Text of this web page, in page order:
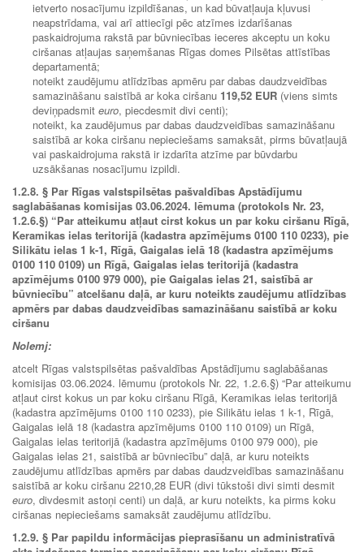
ietverto nosacījumu izpildīšanas, un kad būvatļauja kļuvusi
neapstrīdama, vai arī attiecīgi pēc atzīmes izdarīšanas
paskaidrojuma rakstā par būvniecības ieceres akceptu un koku
ciršanas atļaujas saņemšanas Rīgas domes Pilsētas attīstības
departamentā;
noteikt zaudējumu atlīdzības apmēru par dabas daudzveidības
samazināšanu saistībā ar koka ciršanu 119,52 EUR (viens simts
deviņpadsmit euro, piecdesmit divi centi);
noteikt, ka zaudējumus par dabas daudzveidības samazināšanu
saistībā ar koka ciršanu nepieciešams samaksāt, pirms būvatļaujā
vai paskaidrojuma rakstā ir izdarīta atzīme par būvdarbu
uzsākšanas nosacījumu izpildi.
1.2.8. § Par Rīgas valstspilsētas pašvaldības Apstādījumu
saglabāšanas komisijas 03.06.2024. lēmuma (protokols Nr. 23,
1.2.6.§) “Par atteikumu atļaut cirst kokus un par koku ciršanu Rīgā,
Keramikas ielas teritorijā (kadastra apzīmējums 0100 110 0233), pie
Silikātu ielas 1 k-1, Rīgā, Gaigalas ielā 18 (kadastra apzīmējums
0100 110 0109) un Rīgā, Gaigalas ielas teritorijā (kadastra
apzīmējums 0100 979 000), pie Gaigalas ielas 21, saistībā ar
būvniecību” atcelšanu daļā, ar kuru noteikts zaudējumu atlīdzības
apmērs par dabas daudzveidības samazināšanu saistībā ar koku
ciršanu
Nolemj:
atcelt Rīgas valstspilsētas pašvaldības Apstādījumu saglabāšanas
komisijas 03.06.2024. lēmumu (protokols Nr. 22, 1.2.6.§) “Par atteikumu
atļaut cirst kokus un par koku ciršanu Rīgā, Keramikas ielas teritorijā
(kadastra apzīmējums 0100 110 0233), pie Silikātu ielas 1 k-1, Rīgā,
Gaigalas ielā 18 (kadastra apzīmējums 0100 110 0109) un Rīgā,
Gaigalas ielas teritorijā (kadastra apzīmējums 0100 979 000), pie
Gaigalas ielas 21, saistībā ar būvniecību” daļā, ar kuru noteikts
zaudējumu atlīdzības apmērs par dabas daudzveidības samazināšanu
saistībā ar koku ciršanu 2210,28 EUR (divi tūkstoši divi simti desmit
euro, divdesmit astoņi centi) un daļā, ar kuru noteikts, ka pirms koku
ciršanas nepieciešams samaksāt zaudējumu atlīdzību.
1.2.9. § Par papildu informācijas pieprasīšanu un administratīvā